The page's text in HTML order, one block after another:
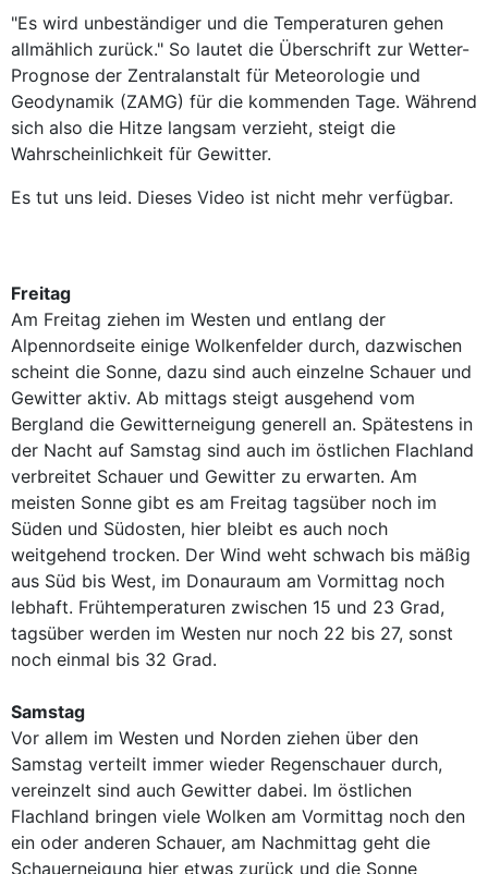
"Es wird unbeständiger und die Temperaturen gehen
allmählich zurück." So lautet die Überschrift zur Wetter-
Prognose der Zentralanstalt für Meteorologie und
Geodynamik (ZAMG) für die kommenden Tage. Während
sich also die Hitze langsam verzieht, steigt die
Wahrscheinlichkeit für Gewitter.
Es tut uns leid. Dieses Video ist nicht mehr verfügbar.
Freitag
Am Freitag ziehen im Westen und entlang der
Alpennordseite einige Wolkenfelder durch, dazwischen
scheint die Sonne, dazu sind auch einzelne Schauer und
Gewitter aktiv. Ab mittags steigt ausgehend vom
Bergland die Gewitterneigung generell an. Spätestens in
der Nacht auf Samstag sind auch im östlichen Flachland
verbreitet Schauer und Gewitter zu erwarten. Am
meisten Sonne gibt es am Freitag tagsüber noch im
Süden und Südosten, hier bleibt es auch noch
weitgehend trocken. Der Wind weht schwach bis mäßig
aus Süd bis West, im Donauraum am Vormittag noch
lebhaft. Frühtemperaturen zwischen 15 und 23 Grad,
tagsüber werden im Westen nur noch 22 bis 27, sonst
noch einmal bis 32 Grad.
Samstag
Vor allem im Westen und Norden ziehen über den
Samstag verteilt immer wieder Regenschauer durch,
vereinzelt sind auch Gewitter dabei. Im östlichen
Flachland bringen viele Wolken am Vormittag noch den
ein oder anderen Schauer, am Nachmittag geht die
Schauerneigung hier etwas zurück und die Sonne